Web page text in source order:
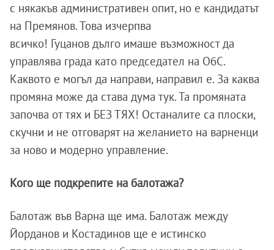
с някакъв административен опит, но е кандидатът
на Премянов. Това изчерпва
всичко! Гуцанов дълго имаше възможност да
управлява града като председател на ОбС.
Каквото е могъл да направи, направил е. За каква
промяна може да става дума тук. Та промяната
започва от тях и БЕЗ ТЯХ! Останалите са плоски,
скучни и не отговарят на желанието на варненци
за ново и модерно управление.
Кого ще подкрепите на балотажа?
Балотаж във Варна ще има. Балотаж между
Йорданов и Костадинов ще е истинско